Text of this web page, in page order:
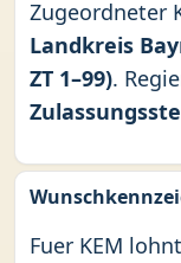
Zugeordneter
Landkreis
ZT 1–99).
Fuer KEM